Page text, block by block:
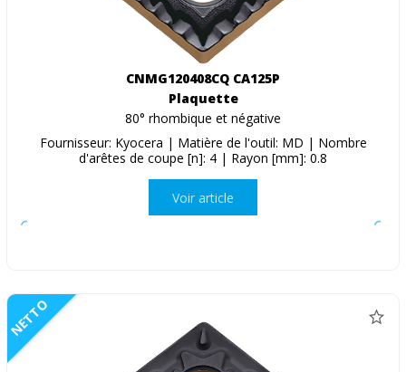
CNMG120408CQ CA125P
Plaquette
80° rhombique et négative
Fournisseur: Kyocera | Matière de l'outil: MD | Nombre
d'arêtes de coupe [n]: 4 | Rayon [mm]: 0.8
Voir article
NETTO